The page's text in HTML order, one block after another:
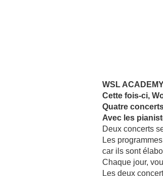
WSL
Cette fois-ci,
Quatre
Avec les
Deux concerts
Les
car ils sont
Chaque jour,
Les deux